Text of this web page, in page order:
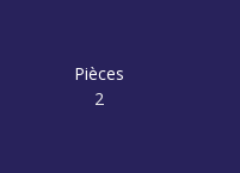
Pièces
2